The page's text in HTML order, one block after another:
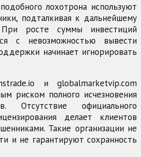
лохотрона используют
подталкивая к дальнейшему
При росте суммы инвестиций
с невозможностью вывести
начинает игнорировать
и globalmarketvip.com
риском полного исчезновения
Отсутствие официального
делает клиентов
Такие организации не
и не гарантируют сохранность